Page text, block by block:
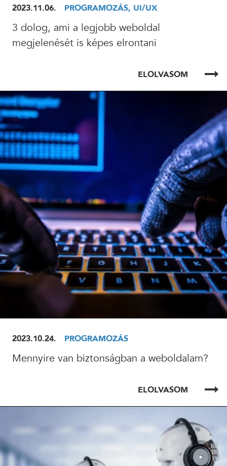
2023.11.06. PROGRAMOZÁS, UI/UX
3 dolog, ami a legjobb weboldal
megjelenését is képes elrontani
ELOLVASOM
ELOLVASOM
2023.10.24. PROGRAMOZÁS
Mennyire van biztonságban a weboldalam?
ELOLVASOM